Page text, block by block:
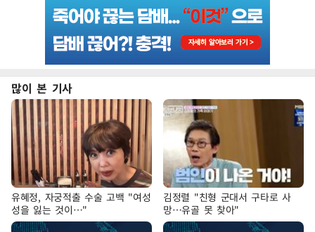
많이 본 기사
유혜정, 자궁적출 수술 고백 "여성
성을 잃는 것이…"
김정렬 "친형 군대서 구타로 사
망…유골 못 찾아"